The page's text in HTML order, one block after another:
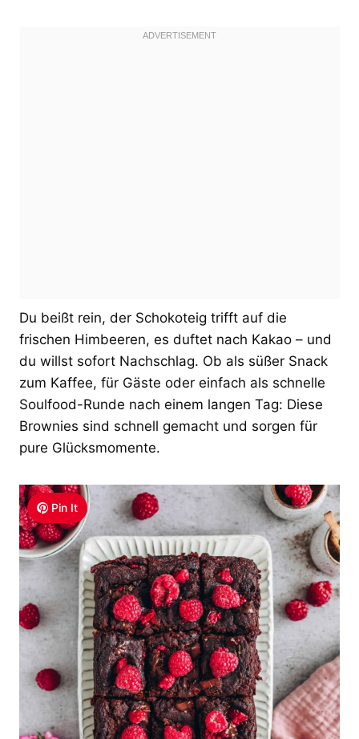
Du beißt rein, der Schokoteig trifft auf die
frischen Himbeeren, es duftet nach Kakao – und
du willst sofort Nachschlag. Ob als süßer Snack
zum Kaffee, für Gäste oder einfach als schnelle
Soulfood-Runde nach einem langen Tag: Diese
Brownies sind schnell gemacht und sorgen für
pure Glücksmomente.
Pin It